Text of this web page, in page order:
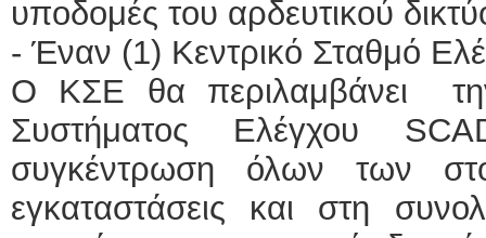
υποδομές του αρδευτικού
- Έναν (1) Κεντρικό Σταθμό
Ο ΚΣΕ θα περιλαμβάνει
Συστήματος Ελέγχου
συγκέντρωση όλων των
εγκαταστάσεις και στη